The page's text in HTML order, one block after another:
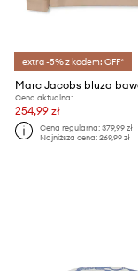
extra -5% z kodem: OFF*
Cena aktualna:
254,99 zł
Cena regularna:379,99 zł
Najniższa cena:269,99 zł